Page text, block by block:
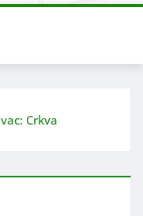
Crkva